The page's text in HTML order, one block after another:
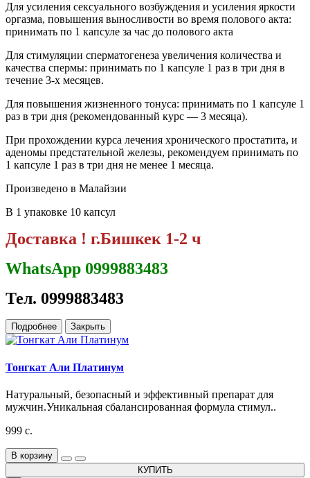
Для усиления сексуального возбуждения и усиления яркости
оргазма, повышения выносливости во время полового акта:
принимать по 1 капсуле за час до полового акта
Для стимуляции сперматогенеза увеличения количества и
качества спермы: принимать по 1 капсуле 1 раз в три дня в
течение 3-х месяцев.
Для повышения жизненного тонуса: принимать по 1 капсуле 1
раз в три дня (рекомендованный курс — 3 месяца).
При прохождении курса лечения хронического простатита, и
аденомы предстательной железы, рекомендуем принимать по
1 капсуле 1 раз в три дня не менее 1 месяца.
Произведено в Малайзии
В 1 упаковке 10 капсул
Доставка ! г.Бишкек 1-2 ч
WhatsApp 0999883483
Тел. 0999883483
Подробнее Закрыть
Тонгкат Али Платинум
Натуральный, безопасный и эффективный препарат для
мужчин.Уникальная сбалансированная формула стимул..
999 с.
В корзину
КУПИТЬ